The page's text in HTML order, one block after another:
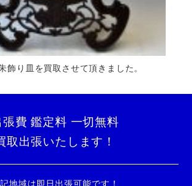
飾り皿を買取させて頂きました。
張費 鑑定料 一切無料
取出張いたします！
地域は即日出張可能です！